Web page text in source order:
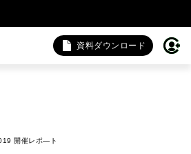
資料ダウンロード
開催レポ―ト
ご相談・お問い合わせは以下のボタ